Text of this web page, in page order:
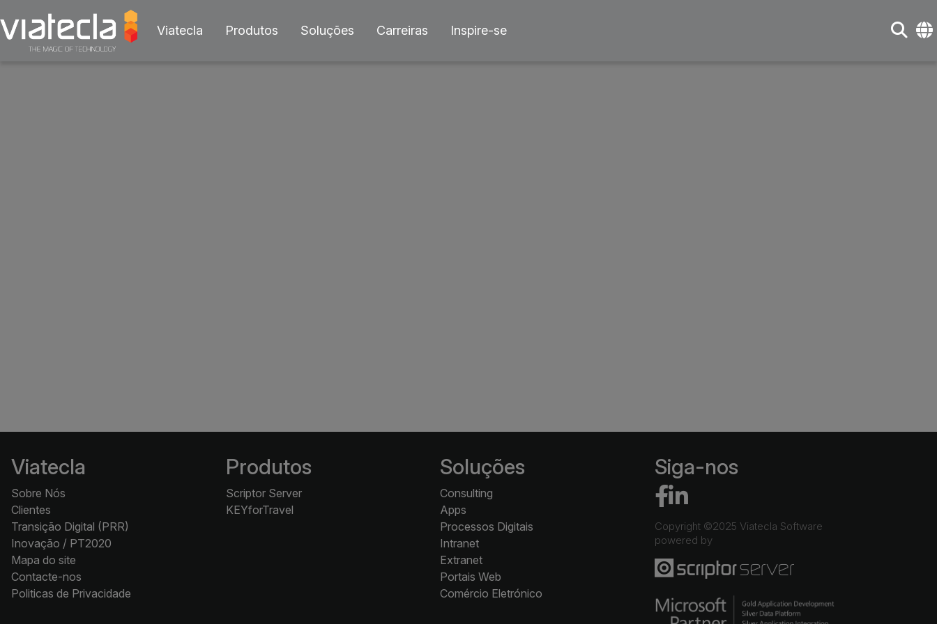
Viatecla Produtos Soluções Carreiras Inspire-se
Viatecla
Sobre Nós
Clientes
Transição Digital (PRR)
Inovação / PT2020
Mapa do site
Contacte-nos
Politicas de Privacidade
Produtos
Scriptor Server
KEYforTravel
Soluções
Consulting
Apps
Processos Digitais
Intranet
Extranet
Portais Web
Comércio Eletrónico
Siga-nos
Copyright ©2025 Viatecla Software
powered by